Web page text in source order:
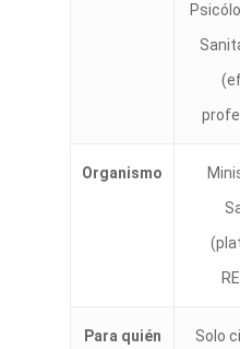
Organismo
Para quién Solo